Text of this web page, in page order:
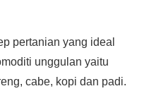
pertanian yang ideal
unggulan yaitu
cabe, kopi dan padi.